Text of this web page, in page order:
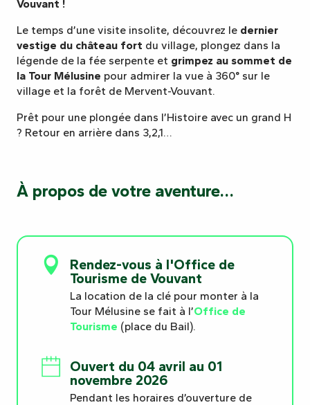
Vouvant !
Le temps d’une visite insolite, découvrez le dernier
vestige du château fort du village, plongez dans la
légende de la fée serpente et grimpez au sommet de
la Tour Mélusine pour admirer la vue à 360° sur le
village et la forêt de Mervent-Vouvant.
Prêt pour une plongée dans l’Histoire avec un grand H
? Retour en arrière dans 3,2,1…
À propos de votre aventure…
Rendez-vous à l'Office de
Tourisme de Vouvant
La location de la clé pour monter à la
Tour Mélusine se fait à l’Office de
Tourisme (place du Bail).
Ouvert du 04 avril au 01
novembre 2026
Pendant les horaires d’ouverture de